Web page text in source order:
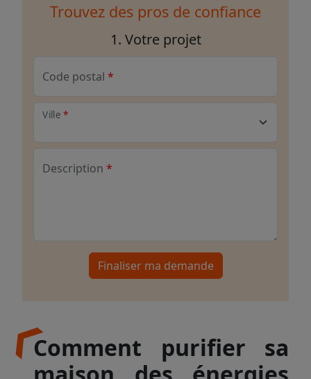
Trouvez des pros de confiance
1. Votre projet
Code postal
Ville
Description
Finaliser ma demande
Comment purifier sa